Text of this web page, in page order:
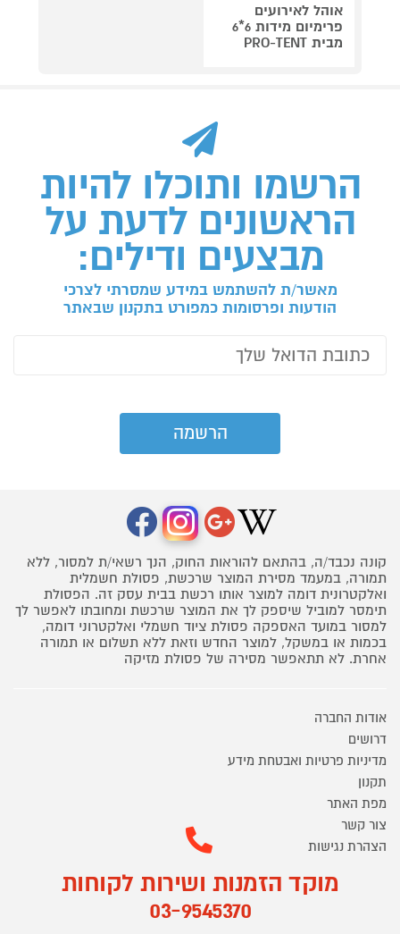
אוהל לאירועים
פרימיום מידות 6*6
מבית PRO-TENT
הרשמו ותוכלו להיות
הראשונים לדעת על
מבצעים ודילים:
מאשר/ת להשתמש במידע שמסרתי לצרכי
הודעות ופרסומות כמפורט בתקנון שבאתר
קונה נכבד/ה, בהתאם להוראות החוק, הנך רשאי/ת למסור, ללא
תמורה, במעמד מסירת המוצר שרכשת, פסולת חשמלית
ואלקטרונית דומה למוצר אותו רכשת בבית עסק זה. הפסולת
תימסר למוביל שיספק לך את המוצר שרכשת ומחובתו לאפשר לך
למסור במועד האספקה פסולת ציוד חשמלי ואלקטרוני דומה,
בכמות או במשקל, למוצר החדש וזאת ללא תשלום או תמורה
אחרת. לא תתאפשר מסירה של פסולת מזיקה
אודות החברה
דרושים
מדיניות פרטיות ואבטחת מידע
תקנון
מפת האתר
צור קשר
הצהרת נגישות
מוקד הזמנות ושירות לקוחות
03-9545370